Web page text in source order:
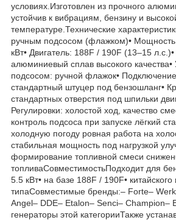
условиях.Изготовлен из прочного
устойчив к вибрациям, бензину и
температуре.Технические
ручным подсосом (флажком)• Мощность
кВт• Двигатель: 188F / 190F (13–15
алюминиевый сплав высокого
подсосом: ручной флажок•
стандартный штуцер под бензошланг•
стандартных отверстия под шпильки
Регулировки: холостой ход, качество
контроль подсоса при запуске лёгкий
холодную погоду ровная работа на
стабильная мощность под нагрузкой
формирование топливной смеси
топливаСовместимостьПодходит для
5.5 кВт• на базе 188F / 190F•
типаСовместимые бренды:– Forte–
Angel– DDE– Etalon– Senci– Champion–
генераторы этой категорииТакже